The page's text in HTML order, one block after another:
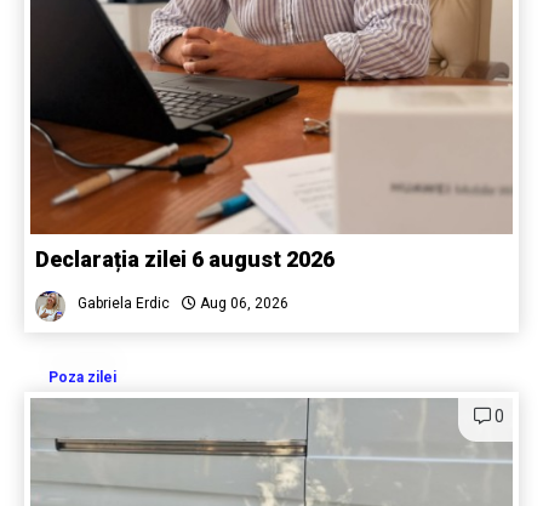
Declarația zilei 6 august 2026
Gabriela Erdic Aug 06, 2026
Poza zilei
0